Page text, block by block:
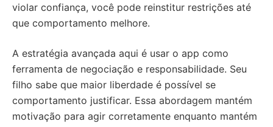
violar confiança, você pode reinstitur restrições até
que comportamento melhore.
A estratégia avançada aqui é usar o app como
ferramenta de negociação e responsabilidade. Seu
filho sabe que maior liberdade é possível se
comportamento justificar. Essa abordagem mantém
motivação para agir corretamente enquanto mantém